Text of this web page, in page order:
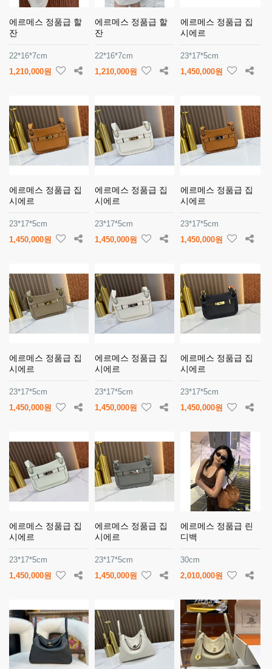
에르메스 정품급 할
잔
22*16*7cm
1,210,000원
에르메스 정품급 할
잔
22*16*7cm
1,210,000원
에르메스 정품급 집
시에르
23*17*5cm
1,450,000원
에르메스 정품급 집
시에르
23*17*5cm
1,450,000원
에르메스 정품급 집
시에르
23*17*5cm
1,450,000원
에르메스 정품급 집
시에르
23*17*5cm
1,450,000원
에르메스 정품급 집
시에르
23*17*5cm
1,450,000원
에르메스 정품급 집
시에르
23*17*5cm
1,450,000원
에르메스 정품급 집
시에르
23*17*5cm
1,450,000원
에르메스 정품급 집
시에르
23*17*5cm
1,450,000원
에르메스 정품급 집
시에르
23*17*5cm
1,450,000원
에르메스 정품급 린
디백
30cm
2,010,000원